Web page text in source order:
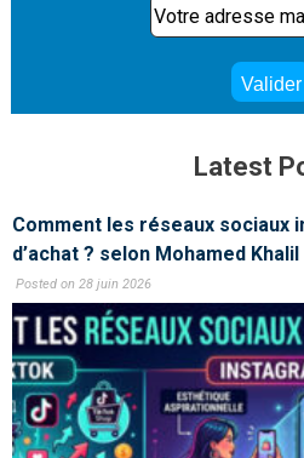
Latest
Comment les réseaux sociaux
d’achat ? selon Mohamed
Posted on 28 juin 2026